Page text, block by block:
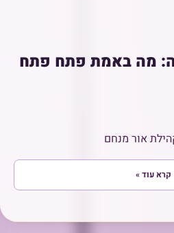
מה באמת פתח פתח
אור מנחם
קרא עוד »